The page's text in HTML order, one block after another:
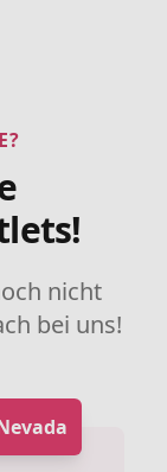
nicht
bei uns!